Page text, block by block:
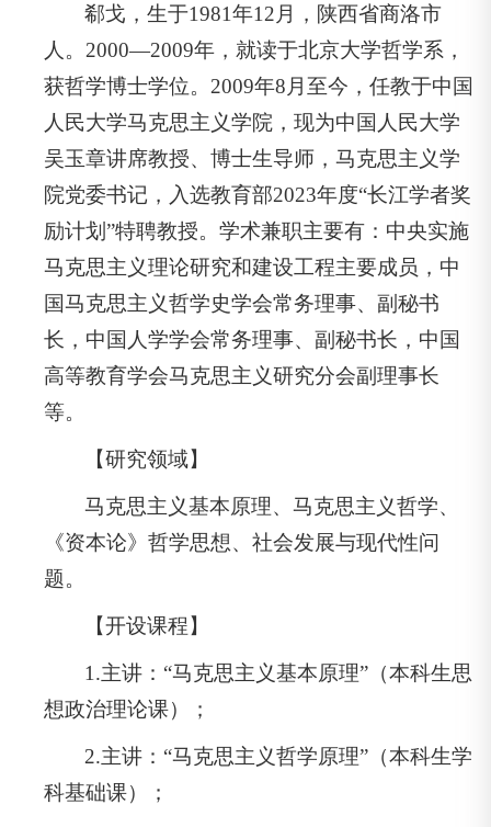
郗戈，生于1981年12月，陕西省商洛市
人。2000—2009年，就读于北京大学哲学系，
获哲学博士学位。2009年8月至今，任教于中国
人民大学马克思主义学院，现为中国人民大学
吴玉章讲席教授、博士生导师，马克思主义学
院党委书记，入选教育部2023年度“长江学者奖
励计划”特聘教授。学术兼职主要有：中央实施
马克思主义理论研究和建设工程主要成员，中
国马克思主义哲学史学会常务理事、副秘书
长，中国人学学会常务理事、副秘书长，中国
高等教育学会马克思主义研究分会副理事长
等。
【研究领域】
马克思主义基本原理、马克思主义哲学、
《资本论》哲学思想、社会发展与现代性问
题。
【开设课程】
1.主讲：“马克思主义基本原理”（本科生思
想政治理论课）；
2.主讲：“马克思主义哲学原理”（本科生学
科基础课）；